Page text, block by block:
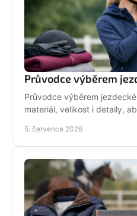
Průvodce výběrem
Průvodce výběrem
materiál, velikost i detaily,
5. července 2026